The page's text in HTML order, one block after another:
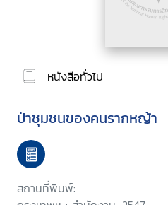
หนังสือทั่วไป
ป่าชุมชนของคนรากหญ้า
สถานที่พิมพ์: